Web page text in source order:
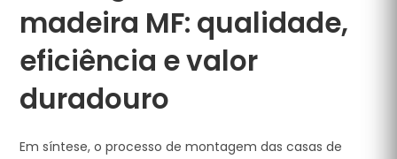
madeira MF: qualidade,
eficiência e valor
duradouro
Em síntese, o processo de montagem das casas de